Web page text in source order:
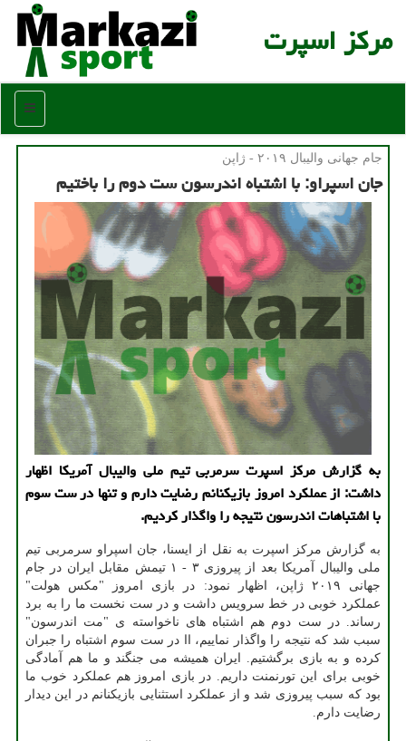
مركز اسپرت
منو
جام جهانی والیبال ۲۰۱۹ - ژاپن
جان اسپراو: با اشتباه اندرسون ست دوم را باختیم
به گزارش مركز اسپرت سرمربی تیم ملی والیبال آمریكا اظهار
داشت: از عملكرد امروز بازیكنانم رضایت دارم و تنها در ست سوم
با اشتباهات اندرسون نتیجه را واگذار كردیم.
به گزارش مركز اسپرت به نقل از ایسنا، جان اسپراو سرمربی تیم
ملی والیبال آمریكا بعد از پیروزی ۳ - ۱ تیمش مقابل ایران در جام
جهانی ۲۰۱۹ ژاپن، اظهار نمود: در بازی امروز "مكس هولت"
عملكرد خوبی در خط سرویس داشت و در ست نخست ما را به برد
رساند. در ست دوم هم اشتباه های ناخواسته ی "مت اندرسون"
سبب شد كه نتیجه را واگذار نماییم، اا در ست سوم اشتباه را جبران
كرده و به بازی برگشتیم. ایران همیشه می جنگند و ما هم آمادگی
خوبی برای این تورنمنت داریم. در بازی امروز هم عملكرد خوب ما
بود كه سبب پیروزی شد و از عملكرد استثنایی بازیكنانم در این دیدار
رضایت دارم.